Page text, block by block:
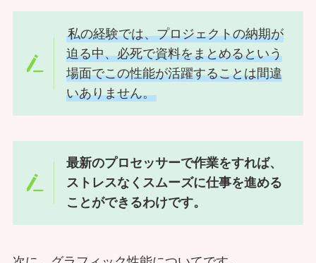
私の経験では、プロジェクトの納期が
迫る中、必死で資料をまとめるという
場面でこの性能が活躍することは間違
いありません。
最新のプロセッサーで作業をすれば、
ストレスなくスムーズに仕事を進める
ことができるわけです。